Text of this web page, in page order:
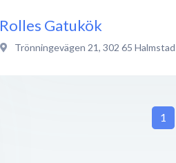
Rolles Gatukök
Trönningevägen 21, 302 65 Halmstad
1